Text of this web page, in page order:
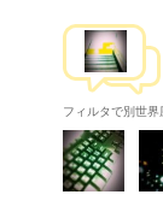
フィルタで別世